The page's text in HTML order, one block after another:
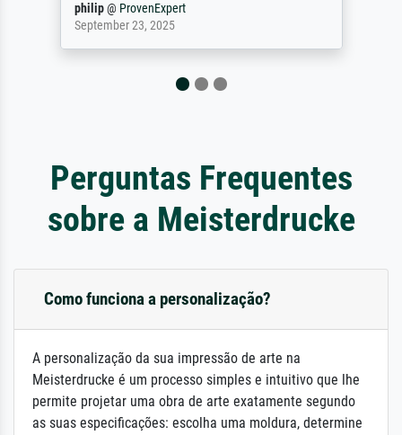
Jürgen@ProvenExpert
April 22, 2026
Perguntas Frequentes
sobre a Meisterdrucke
Como funciona a personalização?
A personalização da sua impressão de arte na
Meisterdrucke é um processo simples e intuitivo que lhe
permite projetar uma obra de arte exatamente segundo
as suas especificações: escolha uma moldura, determine